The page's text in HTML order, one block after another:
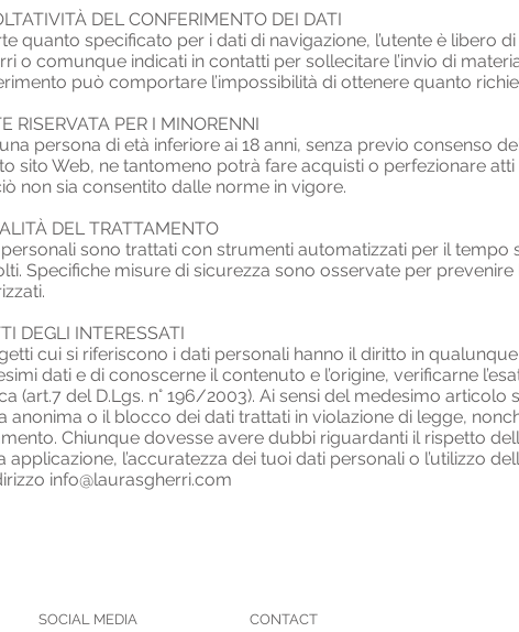
DEL CONFERIMENTO DEI DATI
quanto specificato per i dati di navigazione, l’utente è libero
o comunque indicati in contatti per sollecitare l’invio di
può comportare l’impossibilità di ottenere quanto
RISERVATA PER I MINORENNI
persona di età inferiore ai 18 anni, senza previo consenso
sito Web, ne tantomeno potrà fare acquisti o perfezionare
non sia consentito dalle norme in vigore.
DEL TRATTAMENTO
sono trattati con strumenti automatizzati per il
Specifiche misure di sicurezza sono osservate per
DEGLI INTERESSATI
cui si riferiscono i dati personali hanno il diritto in
dati e di conoscerne il contenuto e l’origine, verificarne
(art.7 del D.Lgs. n° 196/2003). Ai sensi del medesimo
anonima o il blocco dei dati trattati in violazione di legge,
Chiunque dovesse avere dubbi riguardanti il rispetto
applicazione, l’accuratezza dei tuoi dati personali o l’utilizzo
info@laurasgherri.com
SOCIAL MEDIA CONTACT